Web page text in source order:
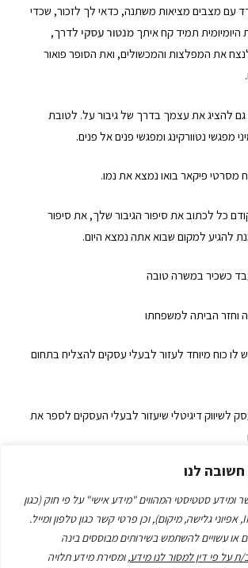
לנו
ומידע סטטיסטי המהווים "מידע אישי" על פי חוק (כגון
סוג מכשיר, כתובת IP, אפיוני גלישה, מיקום), וכן פרטי קשר כגון טלפון ומייל.
או עשויים להשתמש בשירותים מבוססים בינה
ת על פי דין למסור לנו מידע, ומסירת מידע תלויה
עם מצבים מציאות משתנה, כדאי לך לזכור, שכדי
תמיד קח איתך מנטור עסקי לדרך,
את המפלצות והמכשולים, ואת הסופר פואור
גם להציג את עצמך בדרך של גיבור על. לטובת
מפגשי נטוורקינג ומפגשי פנים אל פנים.
מסרטי פיקאר בואו נמצא את נמו.
כל לכתוב את סיפור הגיבור שלך, את סיפור
להגיע למקום שבוא אתה נמצא היום.
כשכיר במשרה טובה
וחזר הביתה למשפחתו
לו כוח מיוחד לעזור לבעלי עסקים להצליח בתחום
לשיווק דיגיטלי שיעזור לבעלי העסקים לספר את
את סיפורם של בעלי העסקים ללקוחות שלהם,
את ההכנסות
את הנוסחה המיוחדת לספר את הסיפור העסקי
שעבדו איתו לגלות את עצמם וכוחם.